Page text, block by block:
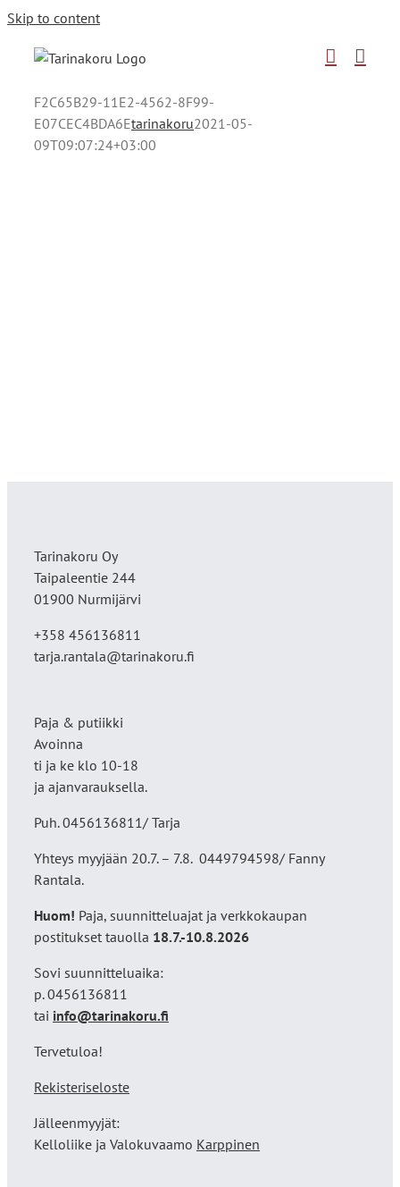
Skip to content
F2C65B29-11E2-4562-8F99-
E07CEC4BDA6Etarinakoru2021-05-
09T09:07:24+03:00
Tarinakoru Oy
Taipaleentie 244
01900 Nurmijärvi
+358 456136811
tarja.rantala@tarinakoru.fi
Paja & putiikki
Avoinna
ti ja ke klo 10-18
ja ajanvarauksella.
Puh. 0456136811/ Tarja
Yhteys myyjään 20.7. – 7.8. 0449794598/ Fanny
Rantala.
Huom! Paja, suunnitteluajat ja verkkokaupan
postitukset tauolla 18.7.-10.8.2026
Sovi suunnitteluaika:
p. 0456136811
tai info@tarinakoru.fi
Tervetuloa!
Rekisteriseloste
Jälleenmyyjät:
Kelloliike ja Valokuvaamo Karppinen